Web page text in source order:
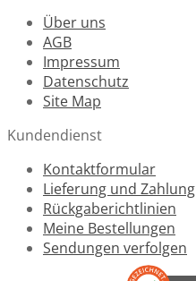
Über uns
AGB
Impressum
Datenschutz
Site Map
Kundendienst
Kontaktformular
Lieferung und Zahlung
Rückgaberichtlinien
Meine Bestellungen
Sendungen verfolgen